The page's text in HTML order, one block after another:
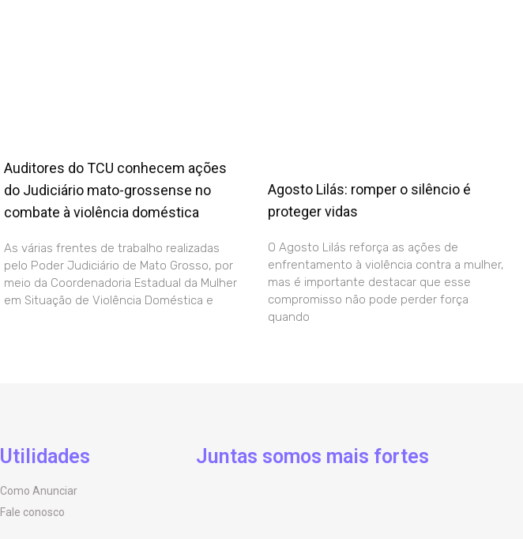
Auditores do TCU conhecem ações
do Judiciário mato-grossense no
combate à violência doméstica
As várias frentes de trabalho realizadas
pelo Poder Judiciário de Mato Grosso, por
meio da Coordenadoria Estadual da Mulher
em Situação de Violência Doméstica e
Agosto Lilás: romper o silêncio é
proteger vidas
O Agosto Lilás reforça as ações de
enfrentamento à violência contra a mulher,
mas é importante destacar que esse
compromisso não pode perder força
quando
Utilidades
Como Anunciar
Fale conosco
Juntas somos mais fortes